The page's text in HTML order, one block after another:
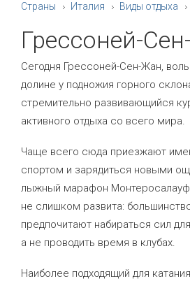
Страны Италия Виды отдыха
Грессоней-
Сегодня Грессоней-Сен-Жан,
долине у подножия горного
стремительно развивающийся
активного отдыха со всего мира.
Чаще всего сюда приезжают
спортом и зарядиться новыми
лыжный марафон
не слишком развита:
предпочитают набираться сил
а не проводить время в клубах.
Наиболее подходящий для